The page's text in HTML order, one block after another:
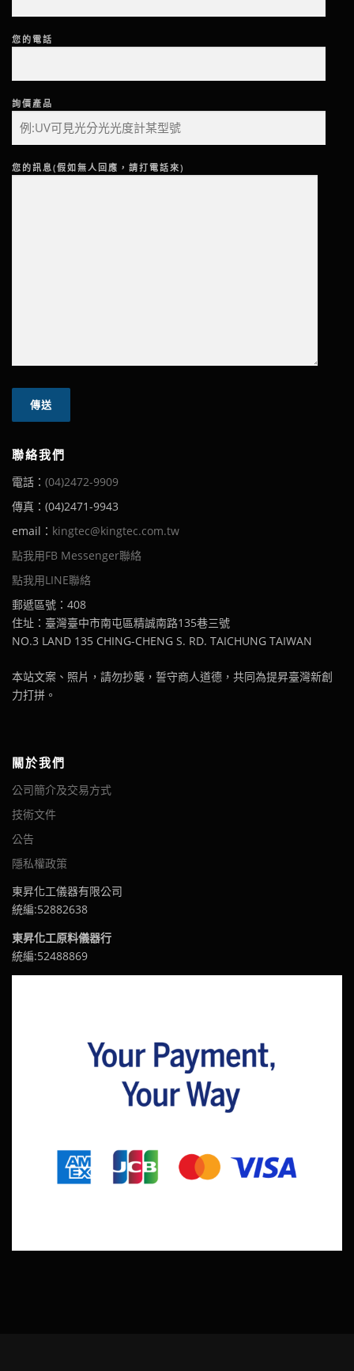
您的電話
詢價產品
您的訊息(假如無人回應，請打電話來)
聯絡我們
電話： (04)2472-9909
傳真：(04)2471-9943
email： kingtec@kingtec.com.tw
點我用FB Messenger聯絡
點我用LINE聯絡
郵遞區號：408
住址：臺灣臺中市南屯區精誠南路135巷三號
NO.3 LAND 135 CHING-CHENG S. RD. TAICHUNG TAIWAN
本站文案、照片，請勿抄襲，誓守商人道德，共同為提昇臺灣新創
力打拼。
關於我們
公司簡介及交易方式
技術文件
公告
隱私權政策
東昇化工儀器有限公司
統編:52882638
東昇化工原料儀器行
統編:52488869